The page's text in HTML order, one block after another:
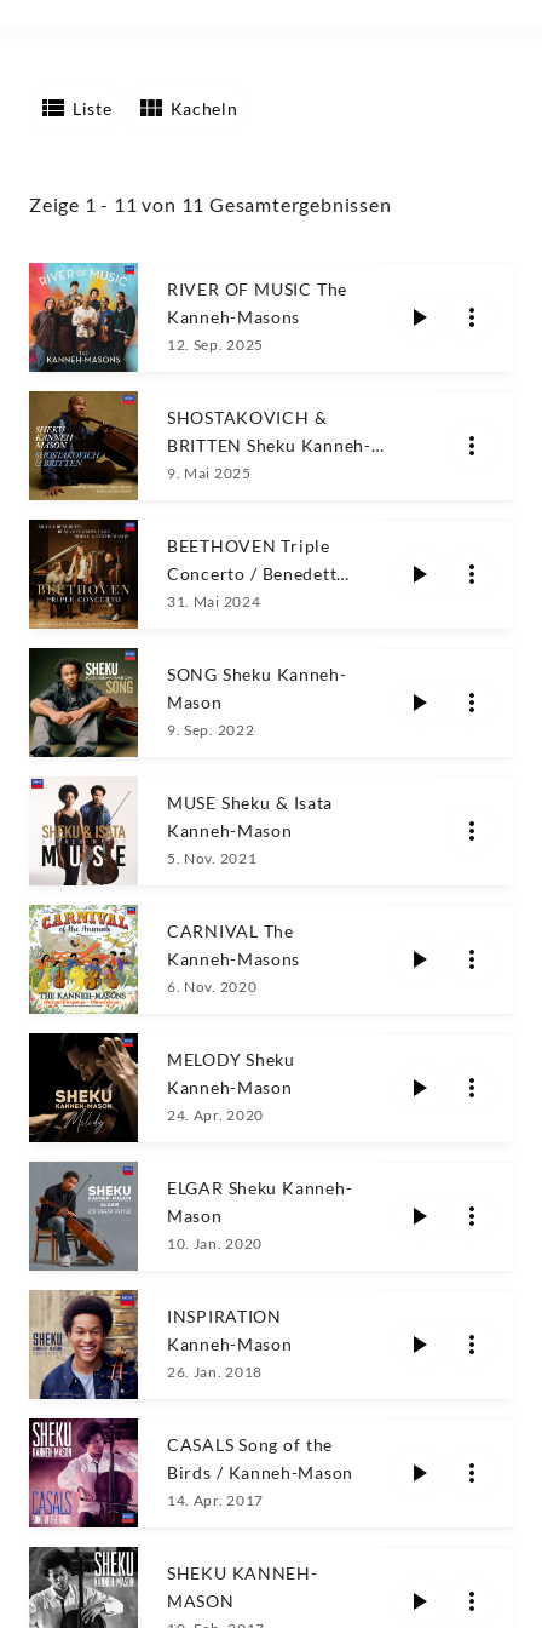
Liste Kacheln
Zeige 1 - 11 von 11 Gesamtergebnissen
RIVER OF MUSIC The
Kanneh-Masons
12. Sep. 2025
SHOSTAKOVICH &
BRITTEN Sheku Kanneh-
Mason
9. Mai 2025
BEETHOVEN Triple
Concerto / Benedetti ·
Grosvenor · Sheku
31. Mai 2024
SONG Sheku Kanneh-
Mason
9. Sep. 2022
MUSE Sheku & Isata
Kanneh-Mason
5. Nov. 2021
CARNIVAL The
Kanneh-Masons
6. Nov. 2020
MELODY Sheku
Kanneh-Mason
24. Apr. 2020
ELGAR Sheku Kanneh-
Mason
10. Jan. 2020
INSPIRATION
Kanneh-Mason
26. Jan. 2018
CASALS Song of the
Birds / Kanneh-Mason
14. Apr. 2017
SHEKU KANNEH-
MASON